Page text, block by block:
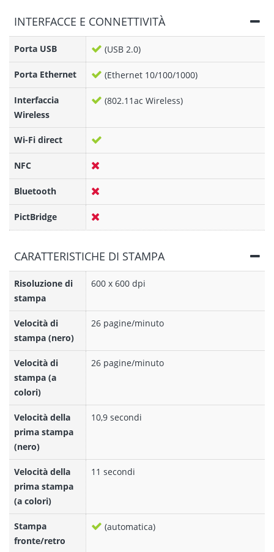
INTERFACCE E CONNETTIVITÀ
Porta USB (USB 2.0)
Porta Ethernet (Ethernet 10/100/1000)
Interfaccia
Wireless
(802.11ac Wireless)
Wi-Fi direct
NFC
Bluetooth
PictBridge
CARATTERISTICHE DI STAMPA
Risoluzione di
stampa
600 x 600 dpi
Velocità di
stampa (nero)
26 pagine/minuto
Velocità di
stampa (a
colori)
26 pagine/minuto
Velocità della
prima stampa
(nero)
10,9 secondi
Velocità della
prima stampa
(a colori)
11 secondi
Stampa
fronte/retro
(automatica)